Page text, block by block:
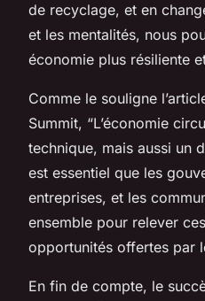
de recyclage, et en
et les mentalités, nous
économie plus résiliente
Comme le souligne
Summit, “L’économie
technique, mais aussi un
est essentiel que les
entreprises, et les
ensemble pour relever
opportunités offertes par
En fin de compte, le